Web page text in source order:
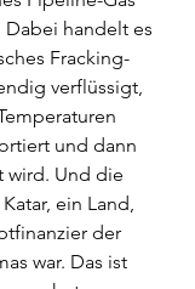
Dabei handelt es
Fracking-
verflüssigt,
und dann
wird. Und die
ein Land,
der
war. Das ist